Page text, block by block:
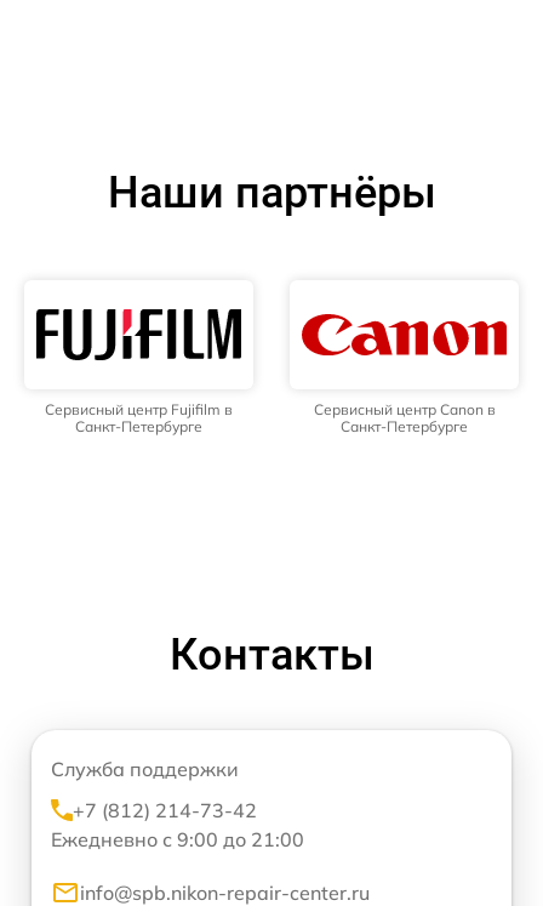
Наши партнёры
Сервисный центр Fujifilm в
Санкт-Петербурге
Сервисный центр Canon в
Санкт-Петербурге
Контакты
Служба поддержки
+7 (812) 214-73-42
Ежедневно с 9:00 до 21:00
info@spb.nikon-repair-center.ru